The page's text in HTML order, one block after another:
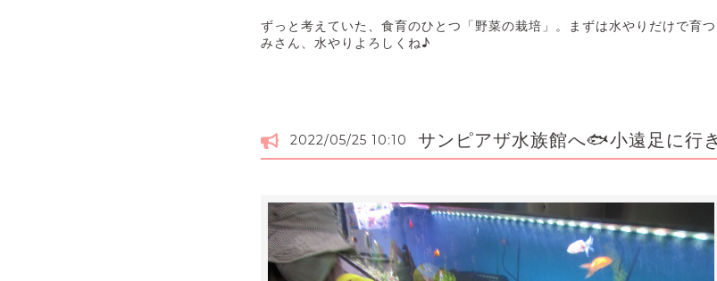
ずっと考えていた、食育のひとつ「野菜の栽培」。まずは水やりだけで育
みさん、水やりよろしくね♪
2022/05/25 10:10 サンピアザ水族館へ🐟小遠足に行